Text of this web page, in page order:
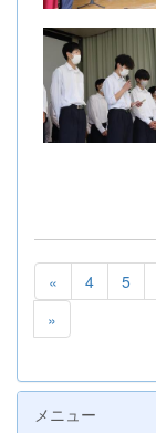
« 4 5
»
メニュー